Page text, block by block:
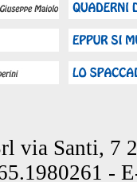
via Santi, 7
-